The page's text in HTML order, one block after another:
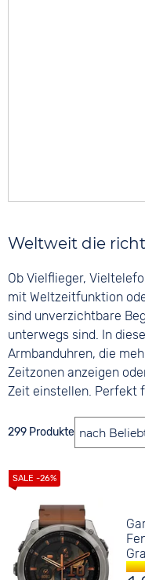
Weltweit die
Ob Vielflieger,
mit Weltzeitfunktion
sind unverzichtbare
unterwegs sind. In
Armbanduhren, die
Zeitzonen anzeigen
Zeit einstellen. Perfekt
299 Produkte